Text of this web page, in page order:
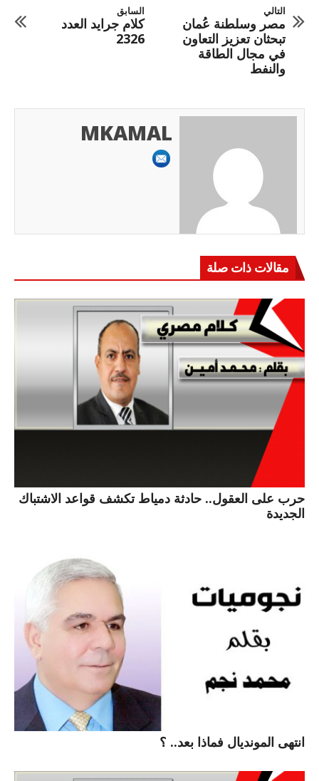
السابق
كلام جرايد العدد
2326
التالي
مصر وسلطنة عُمان
تبحثان تعزيز التعاون
في مجال الطاقة
والنفط
MKAMAL
مقالات ذات صلة
حرب على العقول.. حادثة دمياط تكشف قواعد الاشتباك
الجديدة
انتهى المونديال فماذا بعد.. ؟